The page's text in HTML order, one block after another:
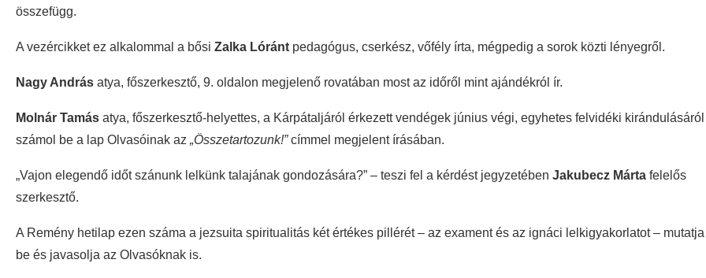
összefügg.
A vezércikket ez alkalommal a bősi Zalka Lóránt pedagógus, cserkész, vőfély írta, mégpedig a sorok közti lényegről.
Nagy András atya, főszerkesztő, 9. oldalon megjelenő rovatában most az időről mint ajándékról ír.
Molnár Tamás atya, főszerkesztő-helyettes, a Kárpátaljáról érkezett vendégek június végi, egyhetes felvidéki kirándulásáról
számol be a lap Olvasóinak az „Összetartozunk!”címmel megjelent írásában.
„Vajon elegendő időt szánunk lelkünk talajának gondozására?” – teszi fel a kérdést jegyzetében Jakubecz Márta felelős
szerkesztő.
A Remény hetilap ezen száma a jezsuita spiritualitás két értékes pillérét – az exament és az ignáci lelkigyakorlatot – mutatja
be és javasolja az Olvasóknak is.